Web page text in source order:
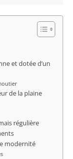
et dotée d’un
de la plaine
régulière
modernité